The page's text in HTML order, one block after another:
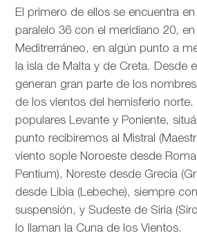
El primero de ellos se encuentra
paralelo 36 con el meridiano 20,
Meditrerráneo, en algún punto a
la isla de Malta y de Creta. Desde
generan gran parte de los
de los vientos del hemisferio
populares Levante y Poniente,
punto recibiremos al Mistral
viento sople Noroeste desde
Pentium), Noreste desde Grecia
desde Libia (Lebeche), siempre
suspensión, y Sudeste de Siria
lo llaman la Cuna de los Vientos.